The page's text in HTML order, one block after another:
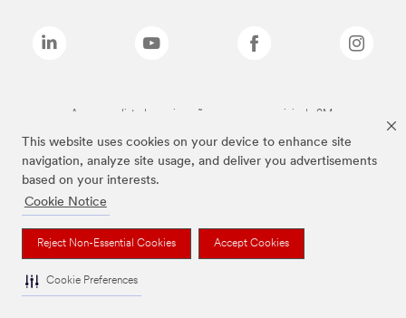
This website uses cookies on your device to enhance site
navigation, analyze site usage, and deliver you advertisements
based on your interests.
Cookie Notice
Reject Non-Essential Cookies Accept Cookies
Cookie Preferences
As marcas listadas a cima são marcas comerciais da 3M.